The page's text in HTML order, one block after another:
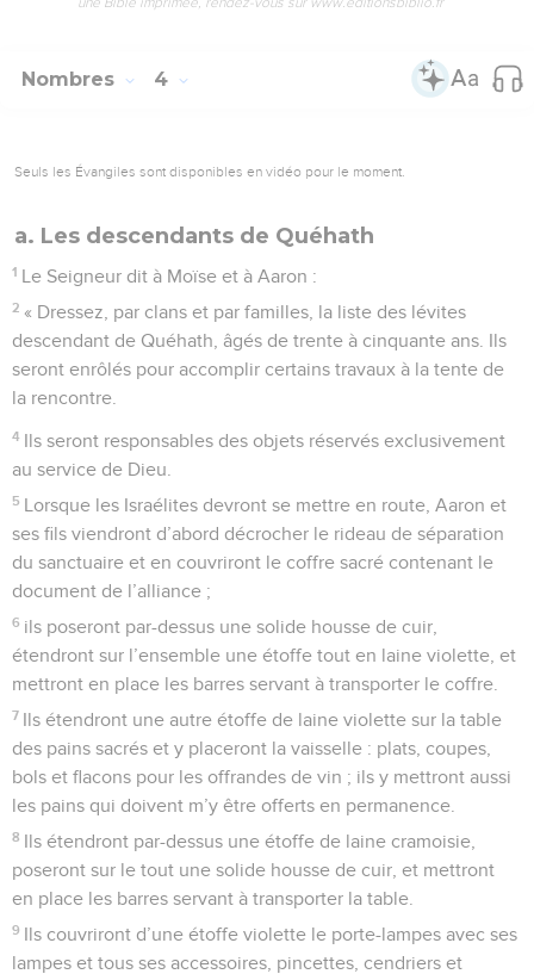
Nombres 4
Seuls les Évangiles sont disponibles en vidéo pour le moment.
a. Les descendants de Quéhath
1 Le Seigneur dit à Moïse et à Aaron :
2 « Dressez, par clans et par familles, la liste des lévites
descendant de Quéhath, âgés de trente à cinquante ans. Ils
seront enrôlés pour accomplir certains travaux à la tente de
la rencontre.
4 Ils seront responsables des objets réservés exclusivement
au service de Dieu.
5 Lorsque les Israélites devront se mettre en route, Aaron et
ses fils viendront d’abord décrocher le rideau de séparation
du sanctuaire et en couvriront le coffre sacré contenant le
document de l’alliance ;
6 ils poseront par-dessus une solide housse de cuir,
étendront sur l’ensemble une étoffe tout en laine violette, et
mettront en place les barres servant à transporter le coffre.
7 Ils étendront une autre étoffe de laine violette sur la table
des pains sacrés et y placeront la vaisselle : plats, coupes,
bols et flacons pour les offrandes de vin ; ils y mettront aussi
les pains qui doivent m’y être offerts en permanence.
8 Ils étendront par-dessus une étoffe de laine cramoisie,
poseront sur le tout une solide housse de cuir, et mettront
en place les barres servant à transporter la table.
9 Ils couvriront d’une étoffe violette le porte-lampes avec ses
lampes et tous ses accessoires, pincettes, cendriers et